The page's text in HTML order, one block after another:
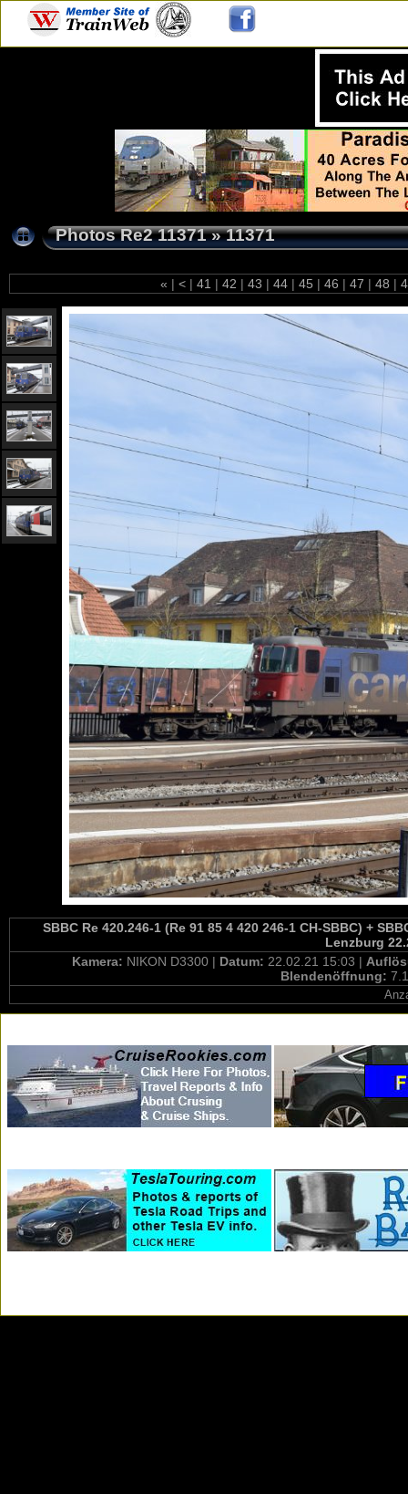
Photos Re2 11371»11371
« | < | 41 | 42 | 43 | 44 | 45 | 46 | 47 | 48 |
SBBC Re 420.246-1 (Re 91 85 4 420 246-1 CH-SBBC) +
Lenzburg
Kamera: NIKON D3300 | Datum: 22.02.21 15:03 |
Blendenöffnung: